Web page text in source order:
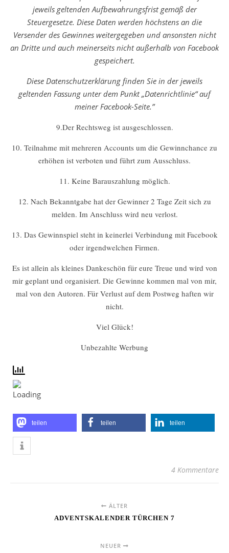
jeweils geltenden Aufbewahrungsfrist gemäß der
Steuergesetze. Diese Daten werden höchstens an die
Versender des Gewinnes weitergegeben und ansonsten nicht
an Dritte und auch meinerseits nicht außerhalb von Facebook
gespeichert.
Diese Datenschutzerklärung finden Sie in der jeweils
geltenden Fassung unter dem Punkt „Datenrichtlinie“ auf
meiner Facebook-Seite.”
9.Der Rechtsweg ist ausgeschlossen.
10. Teilnahme mit mehreren Accounts um die Gewinnchance zu
erhöhen ist verboten und führt zum Ausschluss.
11. Keine Barauszahlung möglich.
12. Nach Bekanntgabe hat der Gewinner 2 Tage Zeit sich zu
melden. Im Anschluss wird neu verlost.
13. Das Gewinnspiel steht in keinerlei Verbindung mit Facebook
oder irgendwelchen Firmen.
Es ist allein als kleines Dankeschön für eure Treue und wird von
mir geplant und organisiert. Die Gewinne kommen mal von mir,
mal von den Autoren. Für Verlust auf dem Postweg haften wir
nicht.
Viel Glück!
Unbezahlte Werbung
teilen teilen teilen
4 Kommentare
ÄLTER
ADVENTSKALENDER TÜRCHEN 7
NEUER